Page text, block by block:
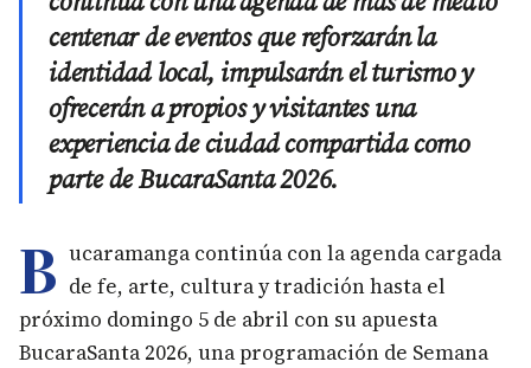
centenar de eventos que reforzarán la
identidad local, impulsarán el turismo y
ofrecerán a propios y visitantes una
experiencia de ciudad compartida como
parte de BucaraSanta 2026.
B ucaramanga continúa con la agenda cargada
de fe, arte, cultura y tradición hasta el
próximo domingo 5 de abril con su apuesta
BucaraSanta 2026, una programación de Semana